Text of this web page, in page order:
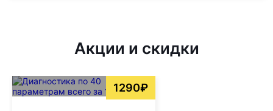
Акции и скидки
1290₽